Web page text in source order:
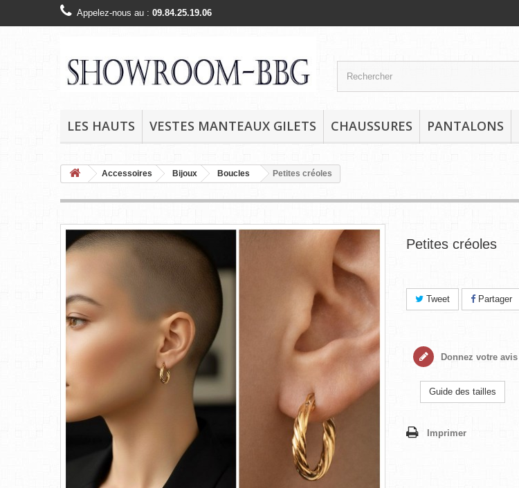
Appelez-nous au : 09.84.25.19.06
LES HAUTS VESTES MANTEAUX GILETS CHAUSSURES PANTALONS
Accessoires Bijoux Boucles Petites créoles
Petites créoles
Tweet Partager
Donnez votre avis
Guide des tailles
Imprimer